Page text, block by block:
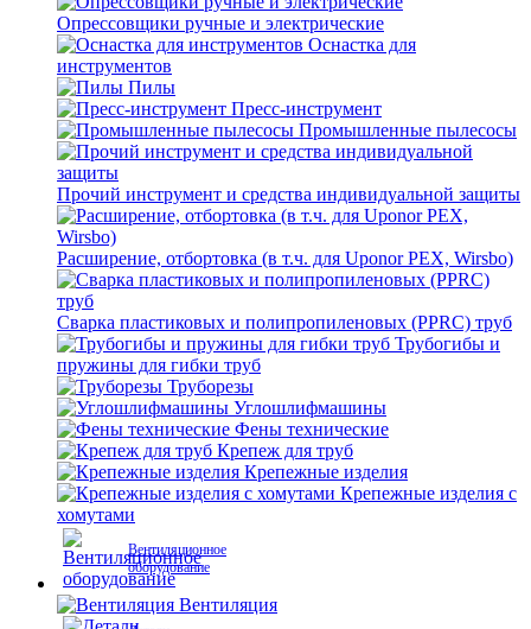
Опрессовщики ручные и электрические
Оснастка для
инструментов
Пилы
Пресс-инструмент
Промышленные пылесосы
Прочий инструмент и средства индивидуальной защиты
Расширение, отбортовка (в т.ч. для Uponor PEX, Wirsbo)
Сварка пластиковых и полипропиленовых (PPRC) труб
Трубогибы и
пружины для гибки труб
Труборезы
Углошлифмашины
Фены технические
Крепеж для труб
Крепежные изделия
Крепежные изделия с
хомутами
Вентиляционное
оборудование
Вентиляция